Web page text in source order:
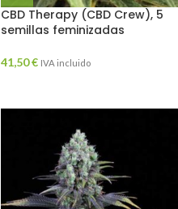
CBD Therapy (CBD Crew), 5
semillas feminizadas
41,50€ IVA incluido